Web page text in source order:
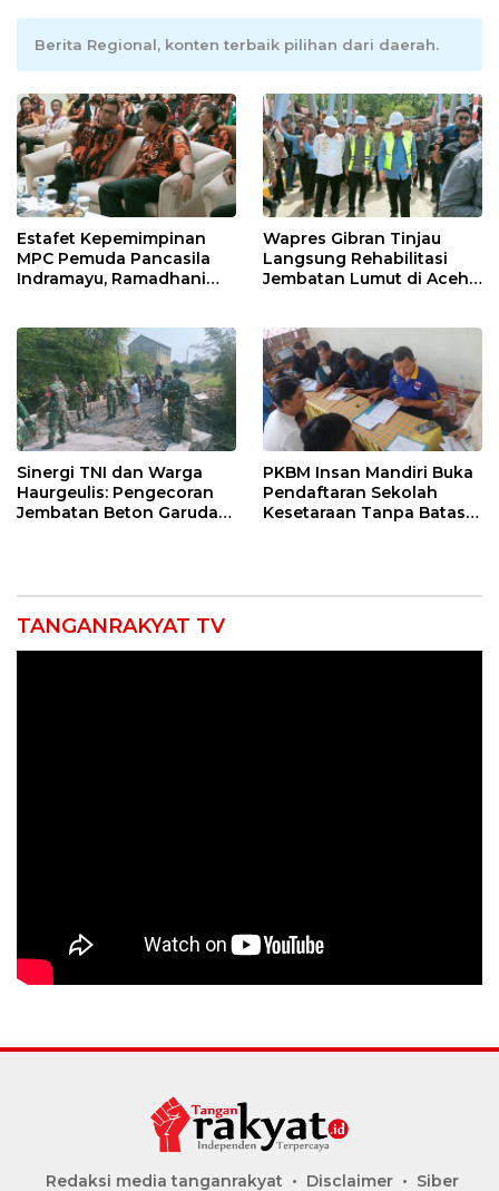
Berita Regional, konten terbaik pilihan dari daerah.
Estafet Kepemimpinan
MPC Pemuda Pancasila
Indramayu, Ramadhani
Muscablub
Wapres Gibran Tinjau
Langsung Rehabilitasi
Jembatan Lumut di Aceh
Sinergi TNI dan Warga
Haurgeulis: Pengecoran
Jembatan Beton Garuda
PKBM Insan Mandiri Buka
Pendaftaran Sekolah
Kesetaraan Tanpa Batas
TANGANRAKYAT TV
Redaksi media tanganrakyat Disclaimer Siber